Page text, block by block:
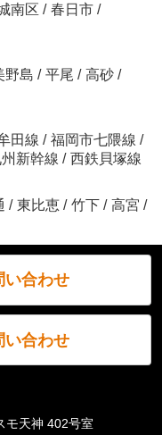
南区 / 春日市 /
野島 / 平尾 / 高砂 /
田線 / 福岡市七隈線 /
新幹線 / 西鉄貝塚線
/ 東比恵 / 竹下 / 高宮 /
い合わせ
い合わせ
モ天神 402号室